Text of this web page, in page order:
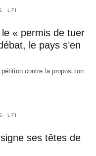
LFI
« permis de tuer
le pays s’en
contre la proposition
LFI
ses têtes de